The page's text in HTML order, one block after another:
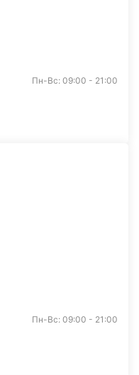
Пн-Вс: 09:00 - 21:00
Пн-Вс: 09:00 - 21:00